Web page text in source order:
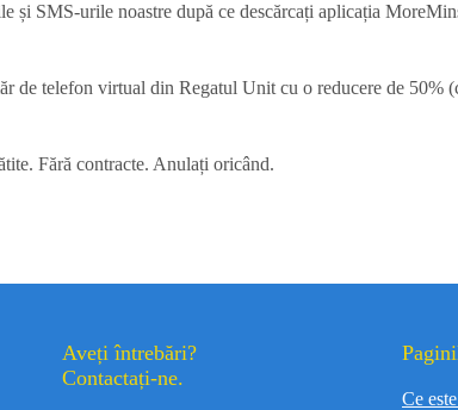
și SMS-urile noastre după ce descărcați aplicația
de telefon virtual din Regatul Unit cu o reducere de
Fără contracte. Anulați oricând.
Aveți întrebări?
Contactați-ne.
Ce